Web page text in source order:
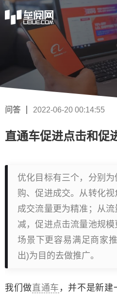
问答 2022-06-20 00:14:55
直通车促进点击和促
优化目标有三个，分别
购、促进成交。从转化
成交流量更为精准；从
减，促进点击流量池规
场景下更容易满足商家
出)为目的去做推广。
我们做直通车 ，并不是新